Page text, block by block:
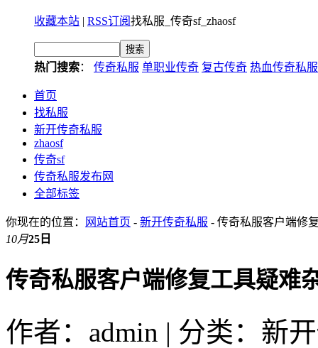
收藏本站 | RSS订阅找私服_传奇sf_zhaosf
热门搜索： 传奇私服 单职业传奇 复古传奇 热血传奇私服
首页
找私服
新开传奇私服
zhaosf
传奇sf
传奇私服发布网
全部标签
你现在的位置： 网站首页 - 新开传奇私服 - 传奇私服客户端修
10月25日
传奇私服客户端修复工具疑难
作者：admin | 分类：新